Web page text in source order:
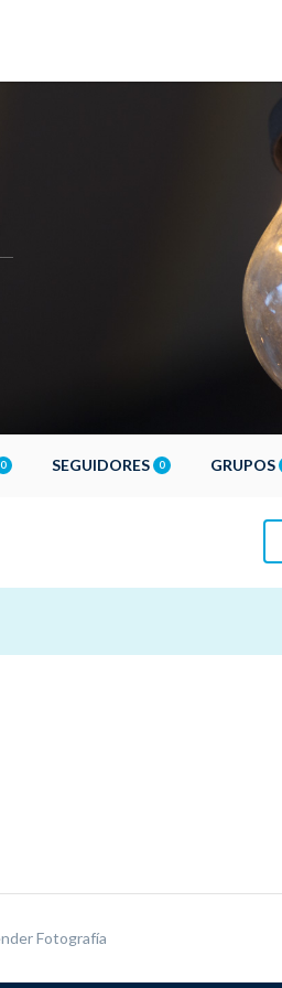
0 SEGUIDORES 0 GRUPOS
Fotografía